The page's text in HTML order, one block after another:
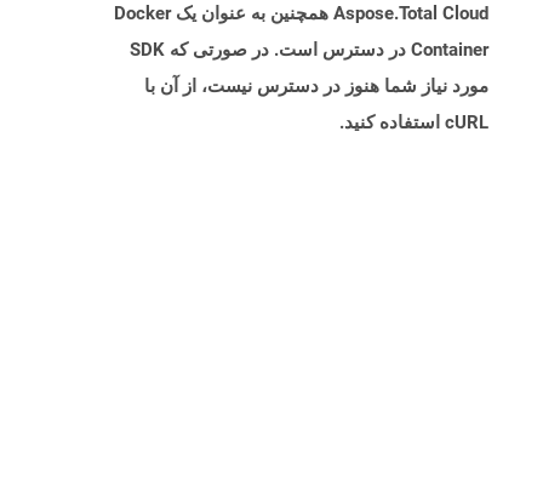
Aspose.Total Cloud همچنین به عنوان یک Docker
Container در دسترس است. در صورتی که SDK
مورد نیاز شما هنوز در دسترس نیست، از آن با
cURL استفاده کنید.